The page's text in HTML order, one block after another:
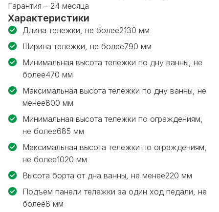
Гарантия – 24 месяца
Характеристики
Длина тележки, не более2130 мм
Ширина тележки, не более790 мм
Минимальная высота тележки по дну ванны, не
более470 мм
Максимальная высота тележки по дну ванны, не
менее800 мм
Минимальная высота тележки по ограждениям,
не более685 мм
Максимальная высота тележки по ограждениям,
не более1020 мм
Высота борта от дна ванны, не менее220 мм
Подъем панели тележки за один ход педали, не
более8 мм